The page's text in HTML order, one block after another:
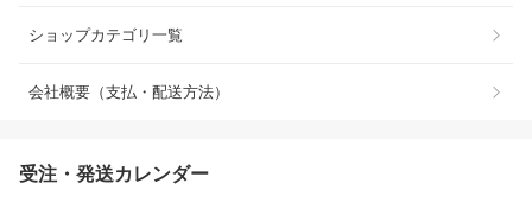
ショップカテゴリ一覧
会社概要（支払・配送方法）
受注・発送カレンダー